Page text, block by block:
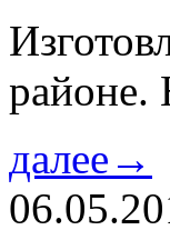
районе.
далее→